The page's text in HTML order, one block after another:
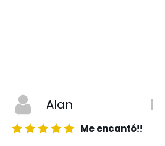
Alan
Me encantó!!